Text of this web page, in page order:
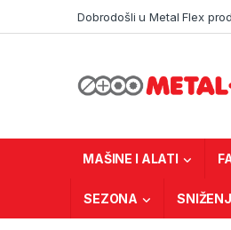
Dobrodošli u Metal Flex
MAŠINE I ALATI
SEZONA